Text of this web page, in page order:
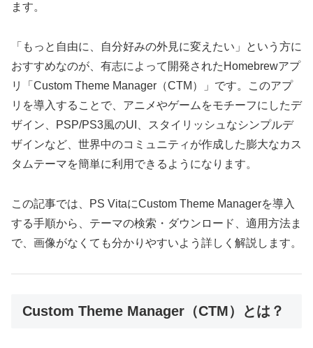
ます。
「もっと自由に、自分好みの外見に変えたい」という方に
おすすめなのが、有志によって開発されたHomebrewアプ
リ「Custom Theme Manager（CTM）」です。このアプ
リを導入することで、アニメやゲームをモチーフにしたデ
ザイン、PSP/PS3風のUI、スタイリッシュなシンプルデ
ザインなど、世界中のコミュニティが作成した膨大なカス
タムテーマを簡単に利用できるようになります。
この記事では、PS VitaにCustom Theme Managerを導入
する手順から、テーマの検索・ダウンロード、適用方法ま
で、画像がなくても分かりやすいよう詳しく解説します。
Custom Theme Manager（CTM）とは？